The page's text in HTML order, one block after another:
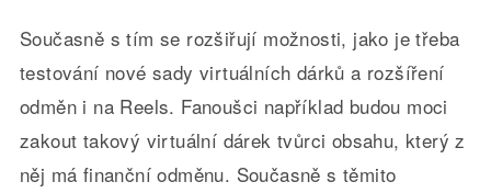
Současně s tím se rozšiřují možnosti, jako je třeba
testování nové sady virtuálních dárků a rozšíření
odměn i na Reels. Fanoušci například budou moci
zakout takový virtuální dárek tvůrci obsahu, který z
něj má finanční odměnu. Současně s těmito